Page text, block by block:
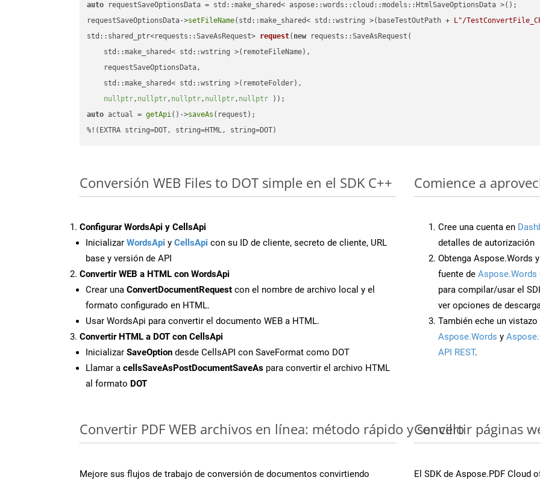
auto requestSaveOptionsData = std::make_shared< aspose::words::cloud::models::HtmlSaveOptionsData >();
requestSaveOptionsData->setFileName(std::make_shared< std::wstring >(baseTestOutPath + L"/
std::shared_ptr<requests::SaveAsRequest> request( new requests::SaveAsRequest(
    std::make_shared< std::wstring >(remoteFileName),
    requestSaveOptionsData,
    std::make_shared< std::wstring >(remoteFolder),
nullptr, nullptr, nullptr, nullptr, nullptr ))
auto actual = getApi()->saveAs (request);
%!(EXTRA string=DOT, string=HTML, string=DOT)
Conversión WEB Files to DOT simple en el SDK C++
Configurar WordsApi y CellsApi
Inicializar WordsApi y CellsApi con su ID de cliente, secreto de cliente, URL
base y versión de API
Convertir WEB a HTML con WordsApi
Crear una ConvertDocumentRequest con el nombre de archivo local y el
formato configurado en HTML.
Usar WordsApi para convertir el documento WEB a HTML.
Convertir HTML a DOT con CellsApi
Inicializar SaveOption desde CellsAPI con SaveFormat como DOT
Llamar a cellsSaveAsPostDocumentSaveAs para convertir el archivo HTML
al formato DOT
Comience a
Cree una cuenta en
detalles de autorización
Obtenga Aspose.Words
fuente de Aspose.Words
para compilar/usar el
ver opciones de
También eche un
Aspose.Words y
API REST.
Convertir PDF WEB archivos en línea: método rápido y sencillo
Mejore sus flujos de trabajo de conversión de documentos convirtiendo
Convertir páginas
El SDK de Aspose.PDF Cloud